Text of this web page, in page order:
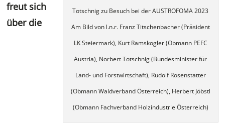
Totschnig zu Besuch bei der AUSTROFOMA 2023
Am Bild von l.n.r. Franz Titschenbacher (Präsident
LK Steiermark), Kurt Ramskogler (Obmann PEFC
Austria), Norbert Totschnig (Bundesminister für
Land- und Forstwirtschaft), Rudolf Rosenstatter
(Obmann Waldverband Österreich), Herbert Jöbstl
(Obmann Fachverband Holzindustrie Österreich)
freut sich
über die